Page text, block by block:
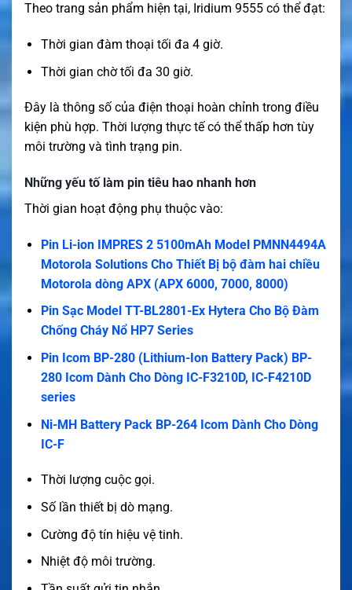
Theo trang sản phẩm hiện tại, Iridium 9555 có thể đạt:
Thời gian đàm thoại tối đa 4 giờ.
Thời gian chờ tối đa 30 giờ.
Đây là thông số của điện thoại hoàn chỉnh trong điều
kiện phù hợp. Thời lượng thực tế có thể thấp hơn tùy
môi trường và tình trạng pin.
Những yếu tố làm pin tiêu hao nhanh hơn
Thời gian hoạt động phụ thuộc vào:
Pin Li-ion IMPRES 2 5100mAh Model PMNN4494A
Motorola Solutions Cho Thiết Bị bộ đàm hai chiều
Motorola dòng APX (APX 6000, 7000, 8000)
Pin Sạc Model TT-BL2801-Ex Hytera Cho Bộ Đàm
Chống Cháy Nổ HP7 Series
Pin Icom BP-280 (Lithium-Ion Battery Pack) BP-
280 Icom Dành Cho Dòng IC-F3210D, IC-F4210D
series
Ni-MH Battery Pack BP-264 Icom Dành Cho Dòng
IC-F
Thời lượng cuộc gọi.
Số lần thiết bị dò mạng.
Cường độ tín hiệu vệ tinh.
Nhiệt độ môi trường.